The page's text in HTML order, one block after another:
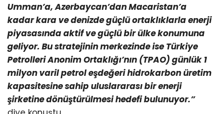
Umman’a, Azerbaycan’dan Macaristan’a
kadar kara ve denizde güçlü ortaklıklarla enerji
piyasasında aktif ve güçlü bir ülke konumuna
geliyor. Bu stratejinin merkezinde ise Türkiye
Petrolleri Anonim Ortaklığı’nın (TPAO) günlük 1
milyon varil petrol eşdeğeri hidrokarbon üretim
kapasitesine sahip uluslararası bir enerji
şirketine dönüştürülmesi hedefi bulunuyor.”